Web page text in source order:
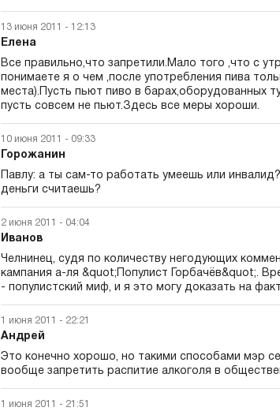
13 июня 2011 - 12:13
Елена
Все правильно,что запретили.Мало того ,что с
понимаете я о чем ,после употребления пива
места).Пусть пьют пиво в барах,оборудованных
пусть совсем не пьют.Здесь все меры хороши.
10 июня 2011 - 09:33
Горожанин
Павлу: а ты сам-то работать умеешь или
деньги считаешь?
2 июня 2011 - 04:04
Иванов
Челнинец, судя по количеству негодующих
кампания а-ля &quot;Популист Горбачёв&quot;.
- популистский миф, и я это могу доказать на
1 июня 2011 - 22:21
Андрей
Это конечно хорошо, но такими способами мэр
вообще запретить распитие алкоголя в
1 июня 2011 - 21:51